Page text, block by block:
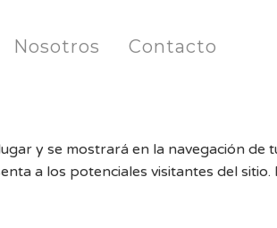
Nosotros Contacto
y se mostrará en la navegación de
a los potenciales visitantes del